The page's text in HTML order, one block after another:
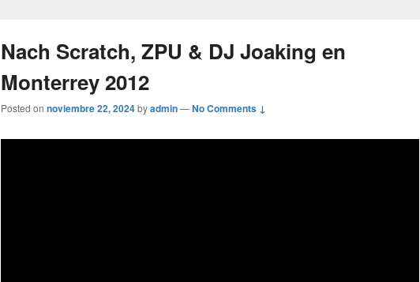
Nach Scratch, ZPU & DJ Joaking en
Monterrey 2012
Posted on noviembre 22, 2024byadmin—No Comments ↓